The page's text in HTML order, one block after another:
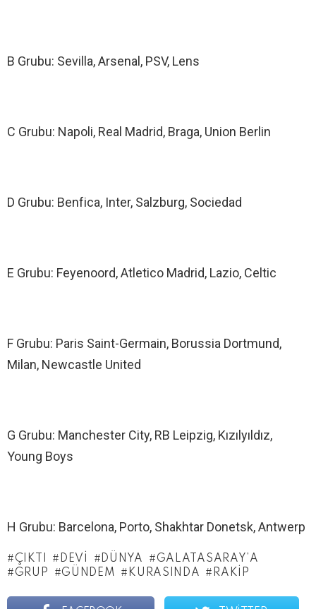
B Grubu: Sevilla, Arsenal, PSV, Lens
C Grubu: Napoli, Real Madrid, Braga, Union Berlin
D Grubu: Benfica, Inter, Salzburg, Sociedad
E Grubu: Feyenoord, Atletico Madrid, Lazio, Celtic
F Grubu: Paris Saint-Germain, Borussia Dortmund,
Milan, Newcastle United
G Grubu: Manchester City, RB Leipzig, Kızılyıldız,
Young Boys
H Grubu: Barcelona, Porto, Shakhtar Donetsk, Antwerp
ÇIKTI DEVI DÜNYA
GALATASARAY’A
GRUP
GÜNDEM KURASINDA RAKIP